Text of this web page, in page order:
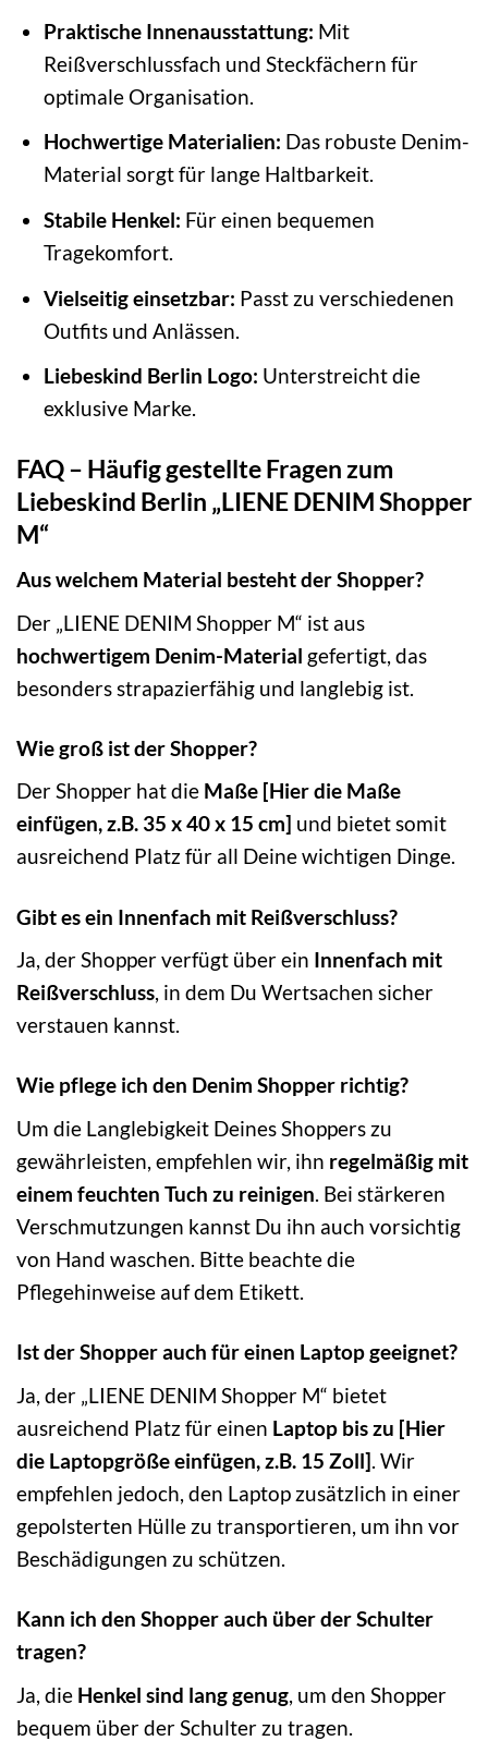
Praktische Innenausstattung: Mit
Reißverschlussfach und Steckfächern für
optimale Organisation.
Hochwertige Materialien: Das robuste Denim-
Material sorgt für lange Haltbarkeit.
Stabile Henkel: Für einen bequemen
Tragekomfort.
Vielseitig einsetzbar: Passt zu verschiedenen
Outfits und Anlässen.
Liebeskind Berlin Logo: Unterstreicht die
exklusive Marke.
FAQ – Häufig gestellte Fragen zum
Liebeskind Berlin „LIENE DENIM Shopper
M“
Aus welchem Material besteht der Shopper?
Der „LIENE DENIM Shopper M“ ist aus
hochwertigem Denim-Material gefertigt, das
besonders strapazierfähig und langlebig ist.
Wie groß ist der Shopper?
Der Shopper hat die Maße [Hier die Maße
einfügen, z.B. 35 x 40 x 15 cm] und bietet somit
ausreichend Platz für all Deine wichtigen Dinge.
Gibt es ein Innenfach mit Reißverschluss?
Ja, der Shopper verfügt über ein Innenfach mit
Reißverschluss, in dem Du Wertsachen sicher
verstauen kannst.
Wie pflege ich den Denim Shopper richtig?
Um die Langlebigkeit Deines Shoppers zu
gewährleisten, empfehlen wir, ihn regelmäßig mit
einem feuchten Tuch zu reinigen. Bei stärkeren
Verschmutzungen kannst Du ihn auch vorsichtig
von Hand waschen. Bitte beachte die
Pflegehinweise auf dem Etikett.
Ist der Shopper auch für einen Laptop geeignet?
Ja, der „LIENE DENIM Shopper M“ bietet
ausreichend Platz für einen Laptop bis zu [Hier
die Laptopgröße einfügen, z.B. 15 Zoll]. Wir
empfehlen jedoch, den Laptop zusätzlich in einer
gepolsterten Hülle zu transportieren, um ihn vor
Beschädigungen zu schützen.
Kann ich den Shopper auch über der Schulter
tragen?
Ja, die Henkel sind lang genug, um den Shopper
bequem über der Schulter zu tragen.